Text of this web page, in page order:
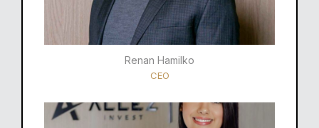
Renan Hamilko​
CEO